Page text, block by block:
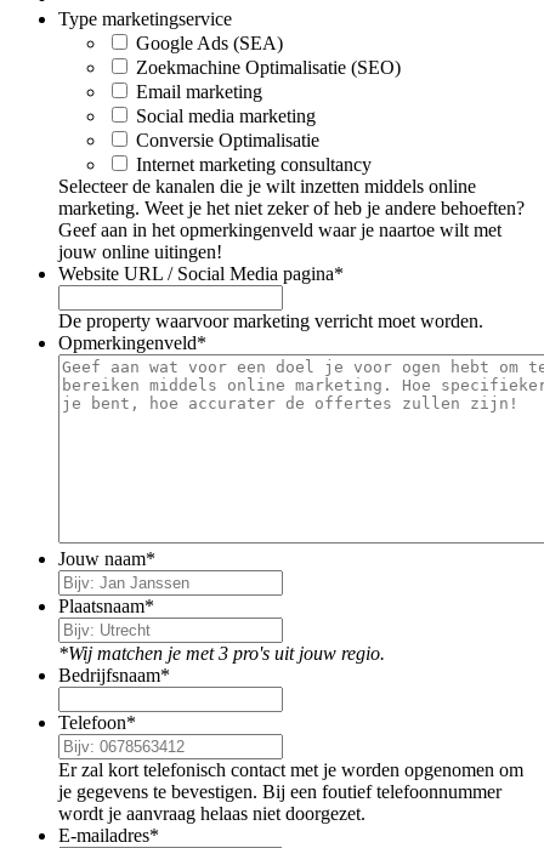
Type marketingservice
Google Ads (SEA)
Zoekmachine Optimalisatie (SEO)
Email marketing
Social media marketing
Conversie Optimalisatie
Internet marketing consultancy
Selecteer de kanalen die je wilt inzetten middels online
marketing. Weet je het niet zeker of heb je andere behoeften?
Geef aan in het opmerkingenveld waar je naartoe wilt met
jouw online uitingen!
Website URL / Social Media pagina*
De property waarvoor marketing verricht moet worden.
Opmerkingenveld*
Jouw naam*
Plaatsnaam*
*Wij matchen je met 3 pro's uit jouw regio.
Bedrijfsnaam*
Telefoon*
Er zal kort telefonisch contact met je worden opgenomen om
je gegevens te bevestigen. Bij een foutief telefoonnummer
wordt je aanvraag helaas niet doorgezet.
E-mailadres*